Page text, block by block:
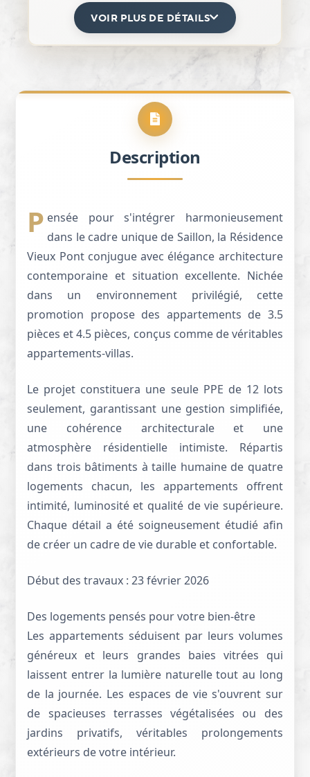
VOIR PLUS DE DÉTAILS
Description
P ensée pour s'intégrer harmonieusement
dans le cadre unique de Saillon, la Résidence
Vieux Pont conjugue avec élégance architecture
contemporaine et situation excellente. Nichée
dans un environnement privilégié, cette
promotion propose des appartements de 3.5
pièces et 4.5 pièces, conçus comme de véritables
appartements-villas.
Le projet constituera une seule PPE de 12 lots
seulement, garantissant une gestion simplifiée,
une cohérence architecturale et une
atmosphère résidentielle intimiste. Répartis
dans trois bâtiments à taille humaine de quatre
logements chacun, les appartements offrent
intimité, luminosité et qualité de vie supérieure.
Chaque détail a été soigneusement étudié afin
de créer un cadre de vie durable et confortable.
Début des travaux : 23 février 2026
Des logements pensés pour votre bien-être
Les appartements séduisent par leurs volumes
généreux et leurs grandes baies vitrées qui
laissent entrer la lumière naturelle tout au long
de la journée. Les espaces de vie s'ouvrent sur
de spacieuses terrasses végétalisées ou des
jardins privatifs, véritables prolongements
extérieurs de votre intérieur.